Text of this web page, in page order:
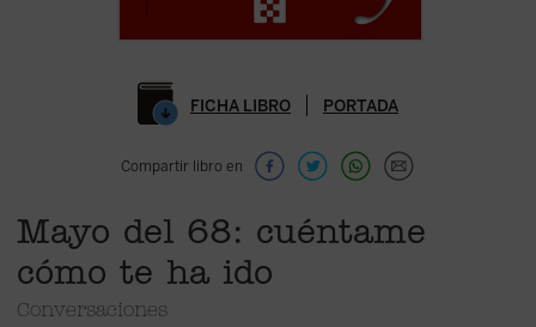
FICHA LIBRO PORTADA
Compartir libro en
Mayo del 68: cuéntame
cómo te ha ido
Conversaciones